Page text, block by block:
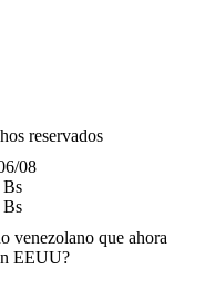
reservados
08
Bs
Bs
venezolano que ahora
EEUU?